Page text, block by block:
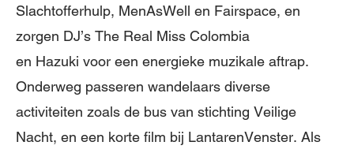
Slachtofferhulp, MenAsWell en Fairspace, en
zorgen DJ’s The Real Miss Colombia
en Hazuki voor een energieke muzikale aftrap.
Onderweg passeren wandelaars diverse
activiteiten zoals de bus van stichting Veilige
Nacht, en een korte film bij LantarenVenster. Als